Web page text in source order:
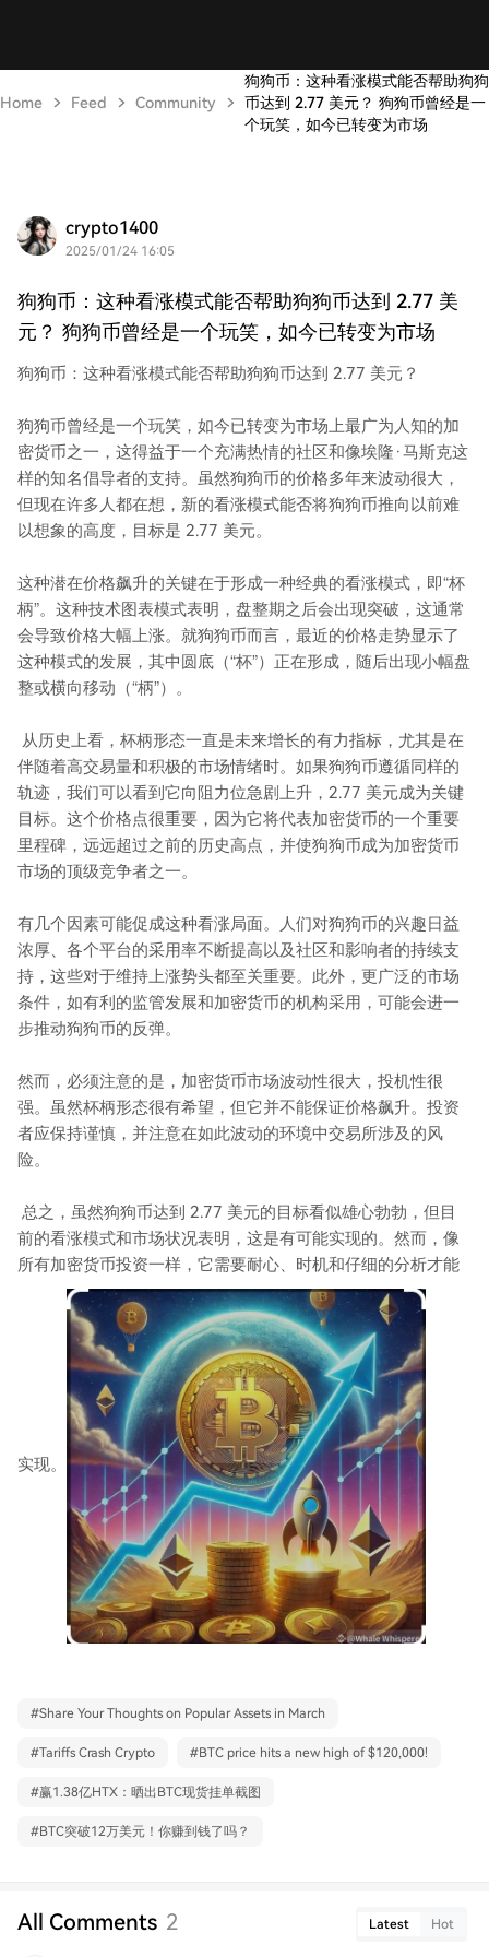
Home Feed Community
狗狗币：这种看涨模式能否帮助狗狗
币达到 2.77 美元？ 狗狗币曾经是一
个玩笑，如今已转变为市场
crypto1400
2025/01/24 16:05
狗狗币：这种看涨模式能否帮助狗狗币达到 2.77 美
元？ 狗狗币曾经是一个玩笑，如今已转变为市场
狗狗币：这种看涨模式能否帮助狗狗币达到 2.77 美元？
狗狗币曾经是一个玩笑，如今已转变为市场上最广为人知的加
密货币之一，这得益于一个充满热情的社区和像埃隆·马斯克这
样的知名倡导者的支持。虽然狗狗币的价格多年来波动很大，
但现在许多人都在想，新的看涨模式能否将狗狗币推向以前难
以想象的高度，目标是 2.77 美元。
这种潜在价格飙升的关键在于形成一种经典的看涨模式，即“杯
柄”。这种技术图表模式表明，盘整期之后会出现突破，这通常
会导致价格大幅上涨。就狗狗币而言，最近的价格走势显示了
这种模式的发展，其中圆底（“杯”）正在形成，随后出现小幅盘
整或横向移动（“柄”）。
从历史上看，杯柄形态一直是未来增长的有力指标，尤其是在
伴随着高交易量和积极的市场情绪时。如果狗狗币遵循同样的
轨迹，我们可以看到它向阻力位急剧上升，2.77 美元成为关键
目标。这个价格点很重要，因为它将代表加密货币的一个重要
里程碑，远远超过之前的历史高点，并使狗狗币成为加密货币
市场的顶级竞争者之一。
有几个因素可能促成这种看涨局面。人们对狗狗币的兴趣日益
浓厚、各个平台的采用率不断提高以及社区和影响者的持续支
持，这些对于维持上涨势头都至关重要。此外，更广泛的市场
条件，如有利的监管发展和加密货币的机构采用，可能会进一
步推动狗狗币的反弹。
然而，必须注意的是，加密货币市场波动性很大，投机性很
强。虽然杯柄形态很有希望，但它并不能保证价格飙升。投资
者应保持谨慎，并注意在如此波动的环境中交易所涉及的风
险。
总之，虽然狗狗币达到 2.77 美元的目标看似雄心勃勃，但目
前的看涨模式和市场状况表明，这是有可能实现的。然而，像
所有加密货币投资一样，它需要耐心、时机和仔细的分析才能
实现。
#Share Your Thoughts on Popular Assets in March
#Tariffs Crash Crypto #BTC price hits a new high of $120,000!
#赢1.38亿HTX：晒出BTC现货挂单截图
#BTC突破12万美元！你赚到钱了吗？
All Comments 2 Latest Hot